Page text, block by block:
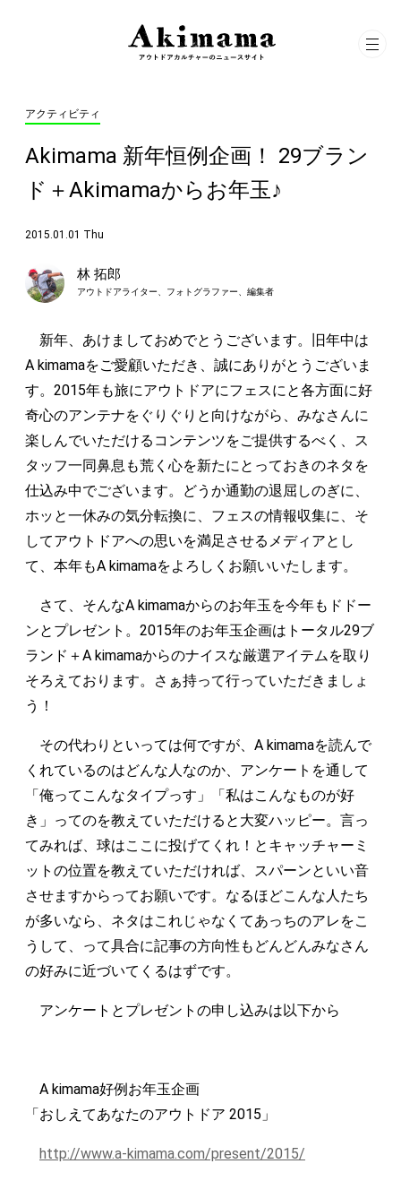
アクティビティ
Akimama 新年恒例企画！ 29ブラン
ド＋Akimamaからお年玉♪
2015.01.01 Thu
林 拓郎
アウトドアライター、フォトグラファー、編集者
新年、あけましておめでとうございます。旧年中は
A kimamaをご愛顧いただき、誠にありがとうございま
す。2015年も旅にアウトドアにフェスにと各方面に好
奇心のアンテナをぐりぐりと向けながら、みなさんに
楽しんでいただけるコンテンツをご提供するべく、ス
タッフ一同鼻息も荒く心を新たにとっておきのネタを
仕込み中でございます。どうか通勤の退屈しのぎに、
ホッと一休みの気分転換に、フェスの情報収集に、そ
してアウトドアへの思いを満足させるメディアとし
て、本年もA kimamaをよろしくお願いいたします。
さて、そんなA kimamaからのお年玉を今年もドドー
ンとプレゼント。2015年のお年玉企画はトータル29ブ
ランド＋A kimamaからのナイスな厳選アイテムを取り
そろえております。さぁ持って行っていただきましょ
う！
その代わりといっては何ですが、A kimamaを読んで
くれているのはどんな人なのか、アンケートを通して
「俺ってこんなタイプっす」「私はこんなものが好
き」ってのを教えていただけると大変ハッピー。言っ
てみれば、球はここに投げてくれ！とキャッチャーミ
ットの位置を教えていただければ、スパーンといい音
させますからってお願いです。なるほどこんな人たち
が多いなら、ネタはこれじゃなくてあっちのアレをこ
うして、って具合に記事の方向性もどんどんみなさん
の好みに近づいてくるはずです。
アンケートとプレゼントの申し込みは以下から
A kimama好例お年玉企画
「おしえてあなたのアウトドア 2015」
http://www.a-kimama.com/present/2015/